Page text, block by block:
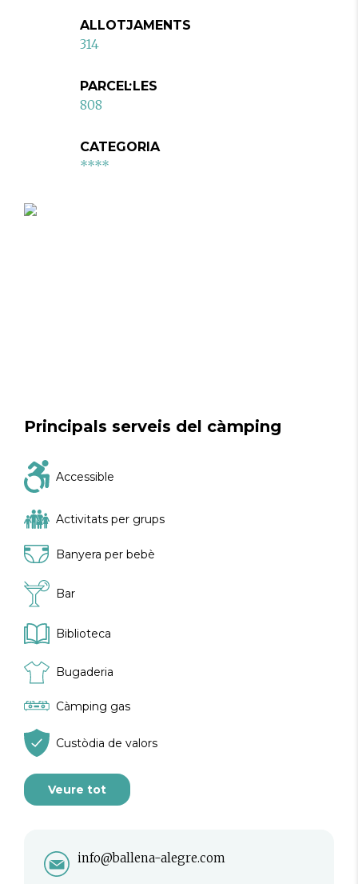
ALLOTJAMENTS
314
PARCEL·LES
808
CATEGORIA
****
Principals serveis del càmping
Accessible
Activitats per grups
Banyera per bebè
Bar
Biblioteca
Bugaderia
Càmping gas
Custòdia de valors
Veure tot
info@ballena-alegre.com